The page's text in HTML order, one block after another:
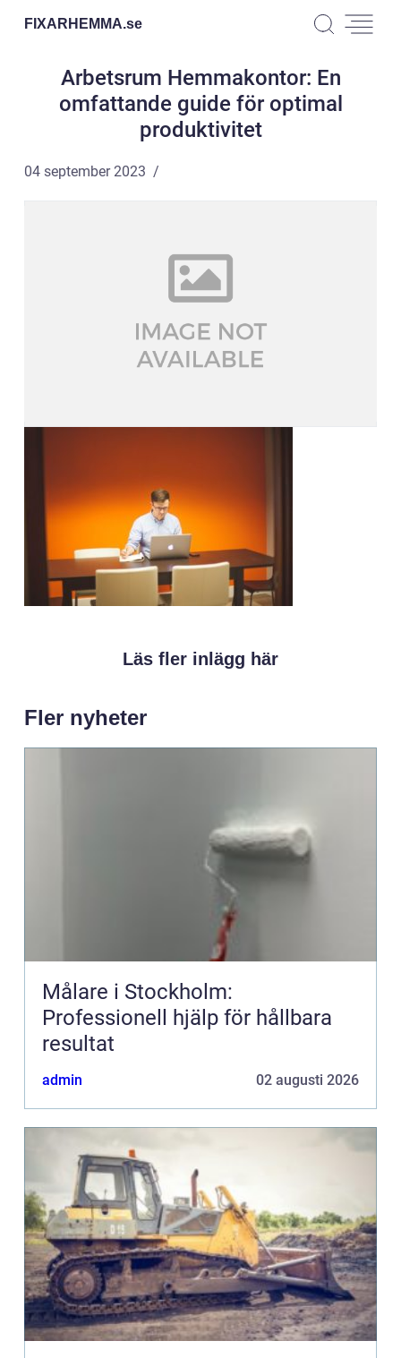
FIXARHEMMA.se
Arbetsrum Hemmakontor: En
omfattande guide för optimal
produktivitet
04 september 2023
Läs fler inlägg här
Fler nyheter
Målare i Stockholm:
Professionell hjälp för hållbara
resultat
admin 02 augusti 2026